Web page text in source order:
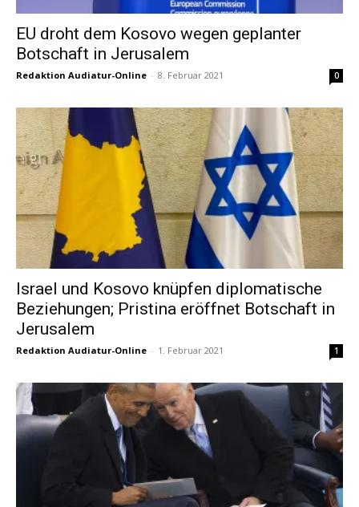
EU droht dem Kosovo wegen geplanter
Botschaft in Jerusalem
Redaktion Audiatur-Online - 8. Februar 2021 0
Israel und Kosovo knüpfen diplomatische
Beziehungen; Pristina eröffnet Botschaft in
Jerusalem
Redaktion Audiatur-Online - 1. Februar 2021 1